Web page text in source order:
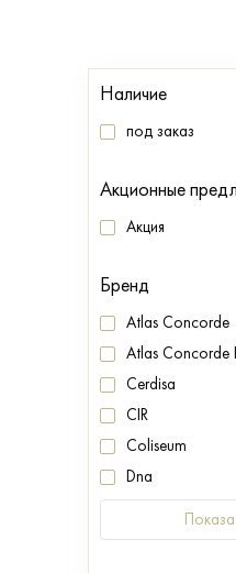
Наличие
под заказ
Акционные
Акция
Бренд
Atlas Concorde
Atlas Concorde
Cerdisa
CIR
Coliseum
Dna